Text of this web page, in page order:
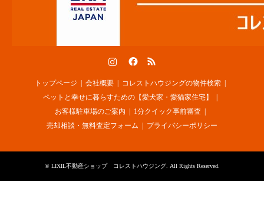
トップページ 会社概要
コレストハウジングの物件検索
ペットと幸せに暮らすための【愛犬家・愛猫家住宅】
お客様駐車場のご案内
1分クイック事前審査
売却相談・無料査定フォーム
プライバシーポリシー
© LIXIL不動産ショップ コレストハウジング. All Rights Reserved.